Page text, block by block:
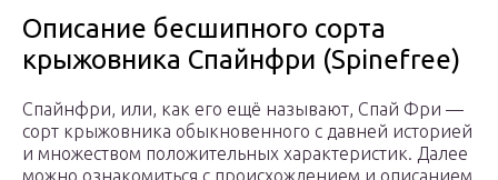
Описание бесшипного сорта
крыжовника Спайнфри (Spinefree)
Спайнфри, или, как его ещё называют, Спай Фри —
сорт крыжовника обыкновенного с давней историей
и множеством положительных характеристик. Далее
можно ознакомиться с происхождением и описанием